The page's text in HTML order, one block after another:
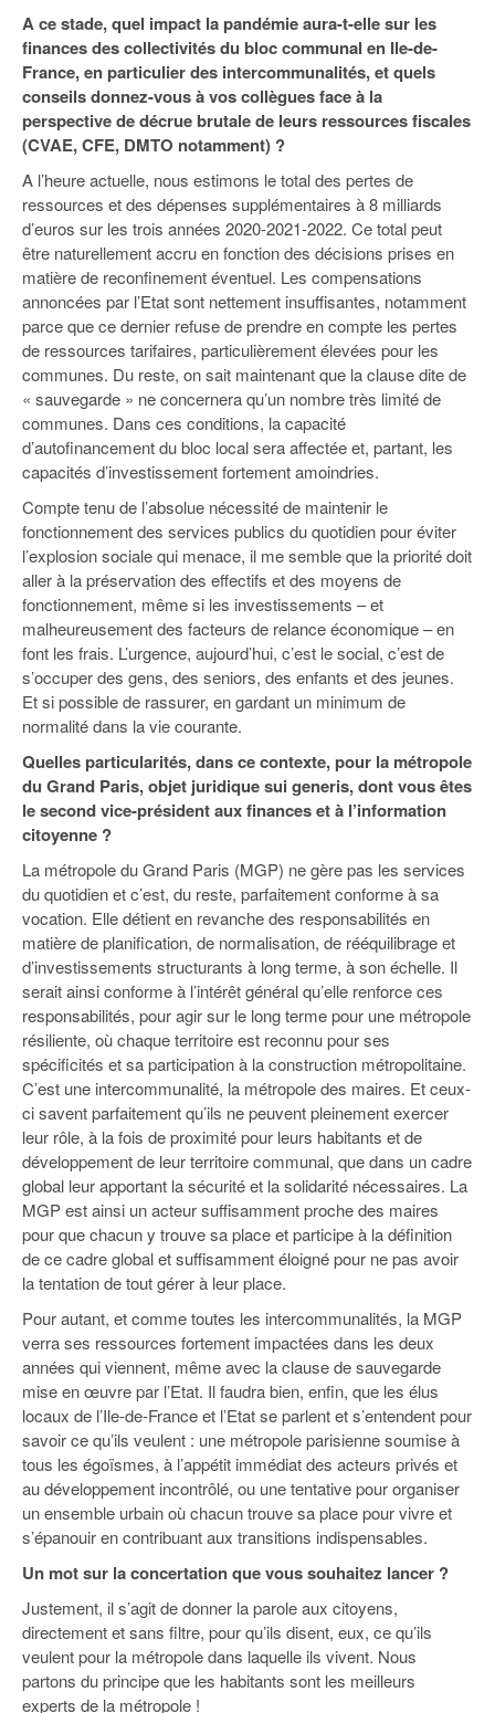
A ce stade, quel impact la pandémie aura-t-elle sur les
finances des collectivités du bloc communal en Ile-de-
France, en particulier des intercommunalités, et quels
conseils donnez-vous à vos collègues face à la
perspective de décrue brutale de leurs ressources fiscales
(CVAE, CFE, DMTO notamment) ?
A l’heure actuelle, nous estimons le total des pertes de
ressources et des dépenses supplémentaires à 8 milliards
d’euros sur les trois années 2020-2021-2022. Ce total peut
être naturellement accru en fonction des décisions prises en
matière de reconfinement éventuel. Les compensations
annoncées par l’Etat sont nettement insuffisantes, notamment
parce que ce dernier refuse de prendre en compte les pertes
de ressources tarifaires, particulièrement élevées pour les
communes. Du reste, on sait maintenant que la clause dite de
« sauvegarde » ne concernera qu’un nombre très limité de
communes. Dans ces conditions, la capacité
d’autofinancement du bloc local sera affectée et, partant, les
capacités d’investissement fortement amoindries.
Compte tenu de l’absolue nécessité de maintenir le
fonctionnement des services publics du quotidien pour éviter
l’explosion sociale qui menace, il me semble que la priorité doit
aller à la préservation des effectifs et des moyens de
fonctionnement, même si les investissements – et
malheureusement des facteurs de relance économique – en
font les frais. L’urgence, aujourd’hui, c’est le social, c’est de
s’occuper des gens, des seniors, des enfants et des jeunes.
Et si possible de rassurer, en gardant un minimum de
normalité dans la vie courante.
Quelles particularités, dans ce contexte, pour la métropole
du Grand Paris, objet juridique sui generis, dont vous êtes
le second vice-président aux finances et à l’information
citoyenne ?
La métropole du Grand Paris (MGP) ne gère pas les services
du quotidien et c’est, du reste, parfaitement conforme à sa
vocation. Elle détient en revanche des responsabilités en
matière de planification, de normalisation, de rééquilibrage et
d’investissements structurants à long terme, à son échelle. Il
serait ainsi conforme à l’intérêt général qu’elle renforce ces
responsabilités, pour agir sur le long terme pour une métropole
résiliente, où chaque territoire est reconnu pour ses
spécificités et sa participation à la construction métropolitaine.
C’est une intercommunalité, la métropole des maires. Et ceux-
ci savent parfaitement qu’ils ne peuvent pleinement exercer
leur rôle, à la fois de proximité pour leurs habitants et de
développement de leur territoire communal, que dans un cadre
global leur apportant la sécurité et la solidarité nécessaires. La
MGP est ainsi un acteur suffisamment proche des maires
pour que chacun y trouve sa place et participe à la définition
de ce cadre global et suffisamment éloigné pour ne pas avoir
la tentation de tout gérer à leur place.
Pour autant, et comme toutes les intercommunalités, la MGP
verra ses ressources fortement impactées dans les deux
années qui viennent, même avec la clause de sauvegarde
mise en œuvre par l’Etat. Il faudra bien, enfin, que les élus
locaux de l’Ile-de-France et l’Etat se parlent et s’entendent pour
savoir ce qu’ils veulent : une métropole parisienne soumise à
tous les égoïsmes, à l’appétit immédiat des acteurs privés et
au développement incontrôlé, ou une tentative pour organiser
un ensemble urbain où chacun trouve sa place pour vivre et
s’épanouir en contribuant aux transitions indispensables.
Un mot sur la concertation que vous souhaitez lancer ?
Justement, il s’agit de donner la parole aux citoyens,
directement et sans filtre, pour qu’ils disent, eux, ce qu’ils
veulent pour la métropole dans laquelle ils vivent. Nous
partons du principe que les habitants sont les meilleurs
experts de la métropole !